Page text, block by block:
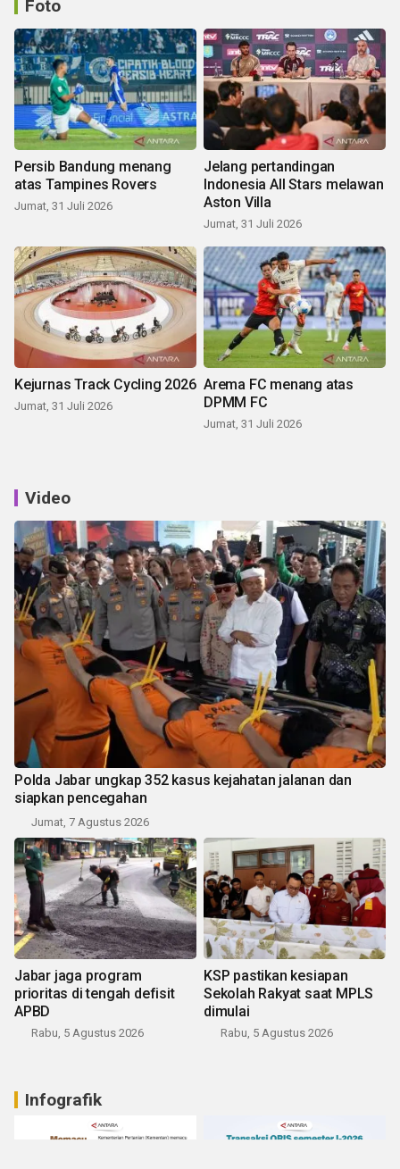
Foto
Persib Bandung menang
atas Tampines Rovers
Jumat, 31 Juli 2026
Jelang pertandingan
Indonesia All Stars melawan
Aston Villa
Jumat, 31 Juli 2026
Kejurnas Track Cycling 2026
Jumat, 31 Juli 2026
Arema FC menang atas
DPMM FC
Jumat, 31 Juli 2026
Video
Polda Jabar ungkap 352 kasus kejahatan jalanan dan
siapkan pencegahan
Jumat, 7 Agustus 2026
Jabar jaga program
prioritas di tengah defisit
APBD
Rabu, 5 Agustus 2026
KSP pastikan kesiapan
Sekolah Rakyat saat MPLS
dimulai
Rabu, 5 Agustus 2026
Infografik